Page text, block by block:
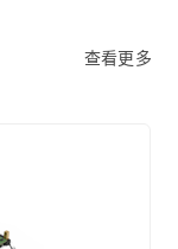
查看更多